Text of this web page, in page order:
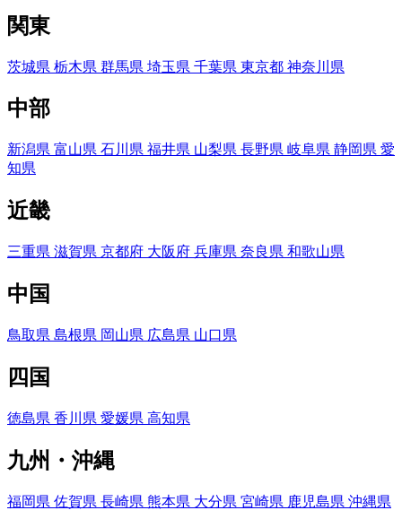
関東
茨城県 栃木県 群馬県 埼玉県 千葉県 東京都 神奈川県
中部
新潟県 富山県 石川県 福井県 山梨県 長野県 岐阜県 静岡県 愛
知県
近畿
三重県 滋賀県 京都府 大阪府 兵庫県 奈良県 和歌山県
中国
鳥取県 島根県 岡山県 広島県 山口県
四国
徳島県 香川県 愛媛県 高知県
九州・沖縄
福岡県 佐賀県 長崎県 熊本県 大分県 宮崎県 鹿児島県 沖縄県